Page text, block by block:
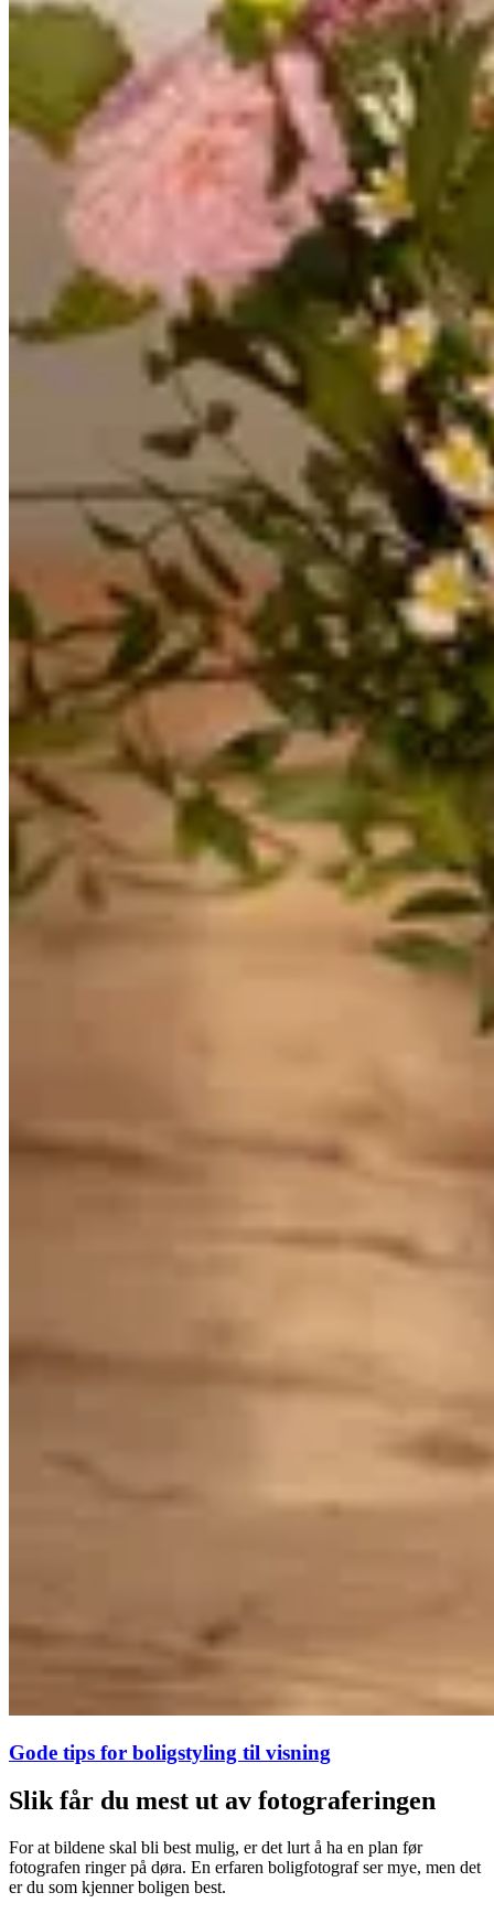
Gode tips for boligstyling til visning
Slik får du mest ut av fotograferingen
For at bildene skal bli best mulig, er det lurt å ha en plan før
fotografen ringer på døra. En erfaren boligfotograf ser mye, men det
er du som kjenner boligen best.